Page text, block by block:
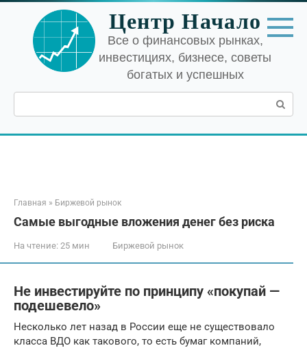
Перейти
контенту
Центр Начало
Все о финансовых рынках,
инвестициях, бизнесе, советы
богатых и успешных
Поиск:
Главная » Биржевой рынок
Самые выгодные вложения денег без риска
На чтение: 25 мин Биржевой рынок
Не инвестируйте по принципу «покупай —
подешевело»
Несколько лет назад в России еще не существовало
класса ВДО как такового, то есть бумаг компаний,